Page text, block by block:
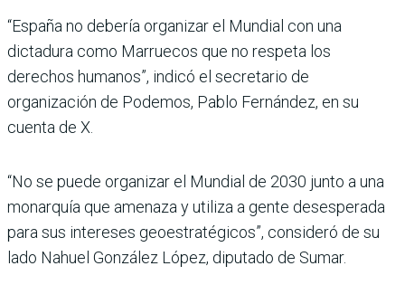
“España no debería organizar el Mundial con una
dictadura como Marruecos que no respeta los
derechos humanos”, indicó el secretario de
organización de Podemos, Pablo Fernández, en su
cuenta de X.
“No se puede organizar el Mundial de 2030 junto a una
monarquía que amenaza y utiliza a gente desesperada
para sus intereses geoestratégicos”, consideró de su
lado Nahuel González López, diputado de Sumar.